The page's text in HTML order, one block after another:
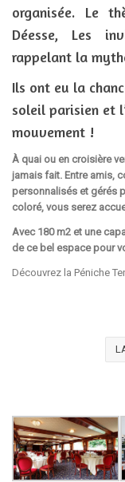
organisée. Le
Déesse, Les
rappelant la
Ils ont eu la
soleil parisien et
mouvement !
À quai ou en croisière
jamais fait. Entre amis,
personnalisés et gérés
coloré, vous serez
Avec 180 m2 et une
de ce bel espace pour
Découvrez la Péniche